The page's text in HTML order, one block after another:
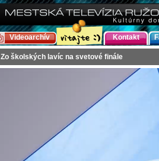
Videoarchív Kontakt
Zo školských lavíc na svetové finále